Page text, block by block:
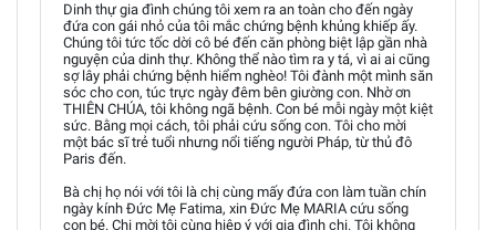
Dinh thự gia đình chúng tôi xem ra an toàn cho đến ngày
đứa con gái nhỏ của tôi mắc chứng bệnh khủng khiếp ấy.
Chúng tôi tức tốc dời cô bé đến căn phòng biệt lập gần nhà
nguyện của dinh thự. Không thể nào tìm ra y tá, vì ai ai cũng
sợ lây phải chứng bệnh hiểm nghèo! Tôi đành một mình săn
sóc cho con, túc trực ngày đêm bên giường con. Nhờ ơn
THIÊN CHÚA, tôi không ngã bệnh. Con bé mỗi ngày một kiệt
sức. Bằng mọi cách, tôi phải cứu sống con. Tôi cho mời
một bác sĩ trẻ tuổi nhưng nổi tiếng người Pháp, từ thủ đô
Paris đến.
Bà chị họ nói với tôi là chị cùng mấy đứa con làm tuần chín
ngày kính Đức Mẹ Fatima, xin Đức Mẹ MARIA cứu sống
con bé. Chị mời tôi cùng hiệp ý với gia đình chị. Tôi không